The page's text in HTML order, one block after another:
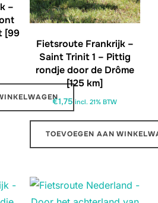
–
[99
Fietsroute Frankrijk –
Saint Trinit 1 – Pittig
rondje door de Drôme
[125 km]
€1,75 incl. 21% BTW
TOEVOEGEN AAN